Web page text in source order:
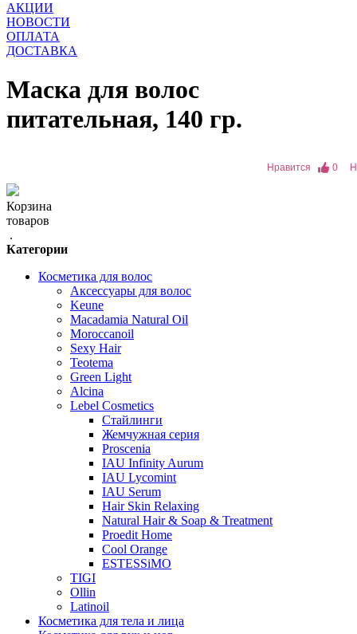
АКЦИИ
НОВОСТИ
ОПЛАТА
ДОСТАВКА
Маска для волос
питательная, 140 гр.
Нравится 0
Корзина
товаров
.
Категории
Косметика для волос
Аксессуары для волос
Keune
Macadamia Natural Oil
Moroccanoil
Sexy Hair
Teotema
Green Light
Alcina
Lebel Cosmetics
Стайлинги
Жемчужная серия
Proscenia
IAU Infinity Aurum
IAU Lycomint
IAU Serum
Hair Skin Relaxing
Natural Hair & Soap & Treatment
Proedit Home
Cool Orange
ESTESSiMO
TIGI
Ollin
Latinoil
Косметика для тела и лица